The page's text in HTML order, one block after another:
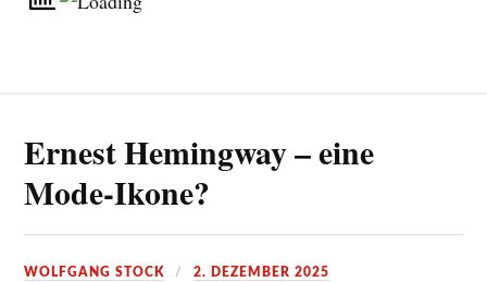
Ernest Hemingway – eine
Mode-Ikone?
WOLFGANG STOCK 2. DEZEMBER 2025